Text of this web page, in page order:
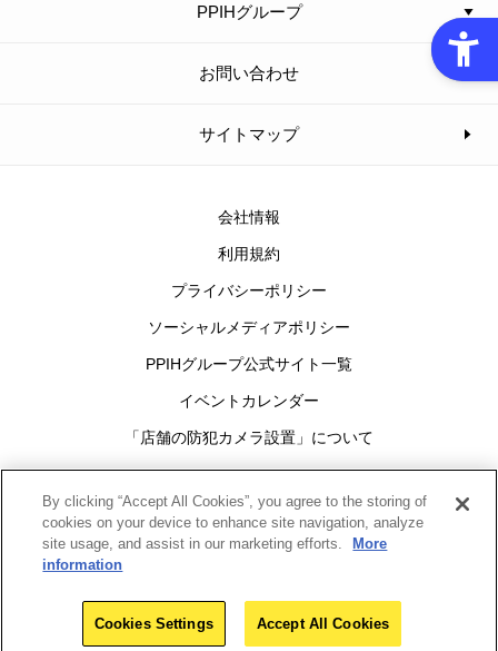
PPIHグループ
お問い合わせ
サイトマップ
会社情報
利用規約
プライバシーポリシー
ソーシャルメディアポリシー
PPIHグループ公式サイト一覧
イベントカレンダー
「店舗の防犯カメラ設置」について
Cookies Settings
グループ
By clicking “Accept All Cookies”, you agree to the storing of
cookies on your device to enhance site navigation, analyze
site usage, and assist in our marketing efforts.
More
information
Cookies Settings Accept All Cookies